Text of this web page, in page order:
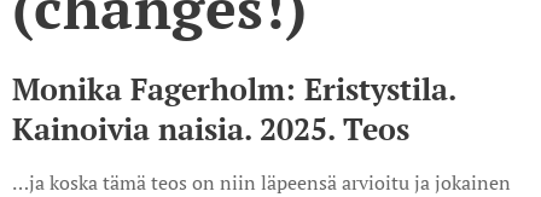
Monika Fagerholm: Eristystila.
Kainoivia naisia. 2025. Teos
…ja koska tämä teos on niin läpeensä arvioitu ja jokainen